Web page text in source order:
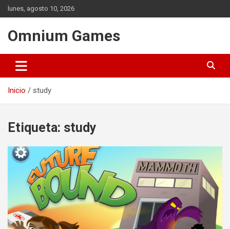
Saltar
al
lunes, agosto 10, 2026
Omnium Games
Inicio study
Etiqueta: study